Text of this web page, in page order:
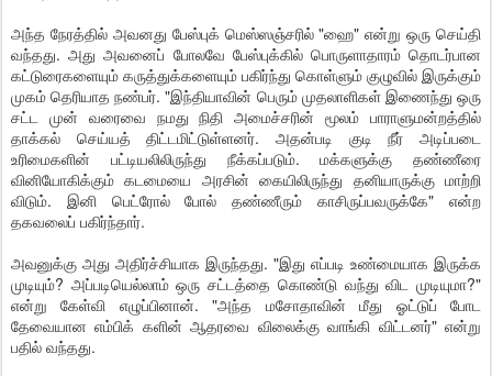
அந்த நேரத்தில் அவனது பேஸ்புக் மெஸ்ஸஞ்சரில் "ஹை" என்று ஒரு செய்தி
வந்தது. அது அவனைப் போலவே பேஸ்புக்கில் பொருளாதாரம் தொடர்பான
கட்டுரைகளையும் கருத்துக்களையும் பகிர்ந்து கொள்ளும் குழுவில் இருக்கும்
முகம் தெரியாத நண்பர். "இந்தியாவின் பெரும் முதலாளிகள் இணைந்து ஒரு
சட்ட முன் வரைவை நமது நிதி அமைச்சரின் மூலம் பாராளுமன்றத்தில்
தாக்கல் செய்யத் திட்டமிட்டுள்ளனர். அதன்படி குடி நீர் அடிப்படை
உரிமைகளின் பட்டியலிலிருந்து நீக்கப்படும். மக்களுக்கு தண்ணீரை
வினியோகிக்கும் கடமையை அரசின் கையிலிருந்து தனியாருக்கு மாற்றி
விடும். இனி பெட்ரோல் போல் தண்ணீரும் காசிருப்பவருக்கே" என்ற
தகவலைப் பகிர்ந்தார்.
அவனுக்கு அது அதிர்ச்சியாக இருந்தது. "இது எப்படி உண்மையாக இருக்க
முடியும்? அப்படியெல்லாம் ஒரு சட்டத்தை கொண்டு வந்து விட முடியுமா?"
என்று கேள்வி எழுப்பினான். "அந்த மசோதாவின் மீது ஓட்டுப் போட
தேவையான எம்பிக் களின் ஆதரவை விலைக்கு வாங்கி விட்டனர்" என்று
பதில் வந்தது.